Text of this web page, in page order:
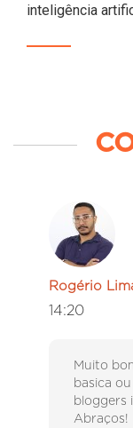
inteligência
Rogério
14:20
Muito
basica
bloggers
Abraços!